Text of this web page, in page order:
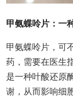
甲氨蝶呤片：一
甲氨蝶呤片，可
药，需要在医生
是一种叶酸还原
谢，从而影响细